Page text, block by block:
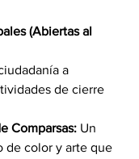
(Abiertas al
a
de cierre
Comparsas: Un
de color y arte que